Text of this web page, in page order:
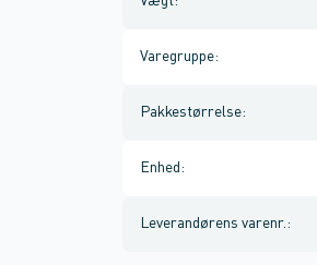
Varegruppe:
Pakkestørrelse:
Enhed :
Leverandørens varenr. :